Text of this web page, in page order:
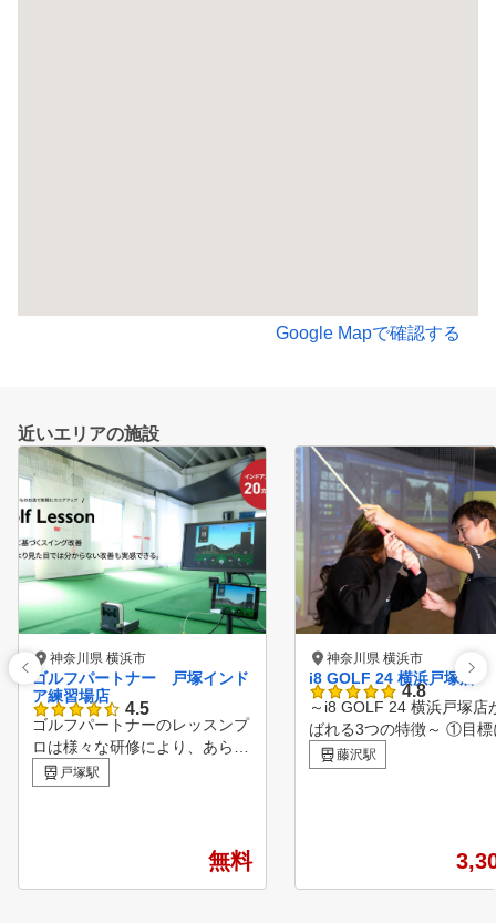
Google Mapで確認する
近いエリアの施設
神奈川県 横浜市
ゴルフパートナー 戸塚インド
ア練習場店
4.5
ゴルフパートナーのレッスンプ
ロは様々な研修により、あらゆ
る方面から生徒様の上達をサポ
ートしています！ ビギナーか
POINT１ 診断・カルテ作成
戸塚駅
無料
神奈川県 横浜市
i8 GOLF 24 横浜戸塚店
4.8
～i8 GOLF 24 横浜戸塚店
ばれる3つの特徴～ ①目標
わせた個別レッスン 「コ
デビューしたい」「コン
るスイング分析 高性能シ
藤沢駅